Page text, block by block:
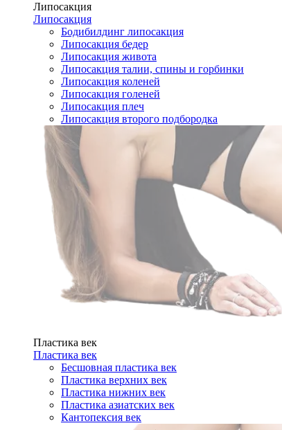
Липосакция
Липосакция
Бодибилдинг липосакция
Липосакция бедер
Липосакция живота
Липосакция талии, спины и горбинки
Липосакция коленей
Липосакция голеней
Липосакция плеч
Липосакция второго подбородка
Пластика век
Пластика век
Бесшовная пластика век
Пластика верхних век
Пластика нижних век
Пластика азиатских век
Кантопексия век